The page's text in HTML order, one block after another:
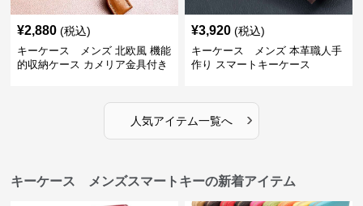
¥2,880 (税込)
キーケース メンズ 北欧風 機能
的収納ケース カメリア金具付き
¥3,920 (税込)
キーケース メンズ 本革職人手
作り スマートキーケース
人気アイテム一覧へ ›
キーケース メンズスマートキーの新着アイテム